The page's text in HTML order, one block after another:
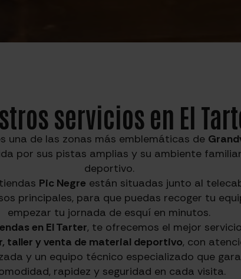
servicios en El
una de las zonas más emblemáticas de
por sus pistas amplias y su ambiente
deportivo.
Pic Negre están situadas junto al
principales, para que puedas recoger tu
empezar tu jornada de esquí en minutos.
en El Tarter, te ofrecemos el mejor
taller y venta de material deportivo, con
y un equipo técnico especializado que
rapidez y seguridad en cada visita.